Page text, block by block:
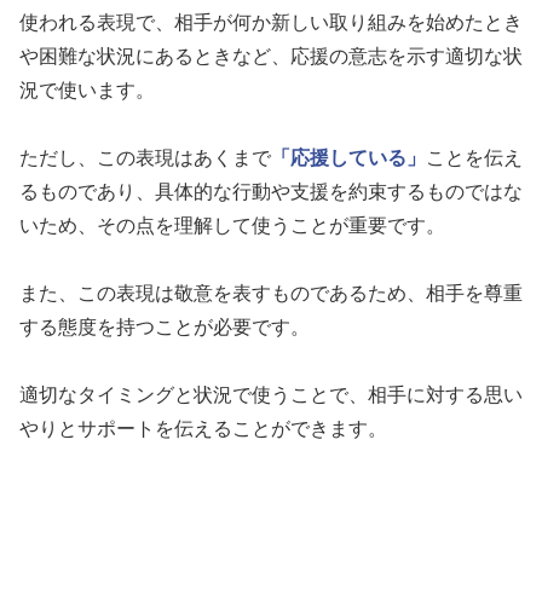
使われる表現で、相手が何か新しい取り組みを始めたとき
や困難な状況にあるときなど、応援の意志を示す適切な状
況で使います。
ただし、この表現はあくまで 「応援している」
ことを伝え
るものであり、具体的な行動や支援を約束するものではな
いため、その点を理解して使うことが重要です。
また、この表現は敬意を表すものであるため、相手を尊重
する態度を持つことが必要です。
適切なタイミングと状況で使うことで、相手に対する思い
やりとサポートを伝えることができます。